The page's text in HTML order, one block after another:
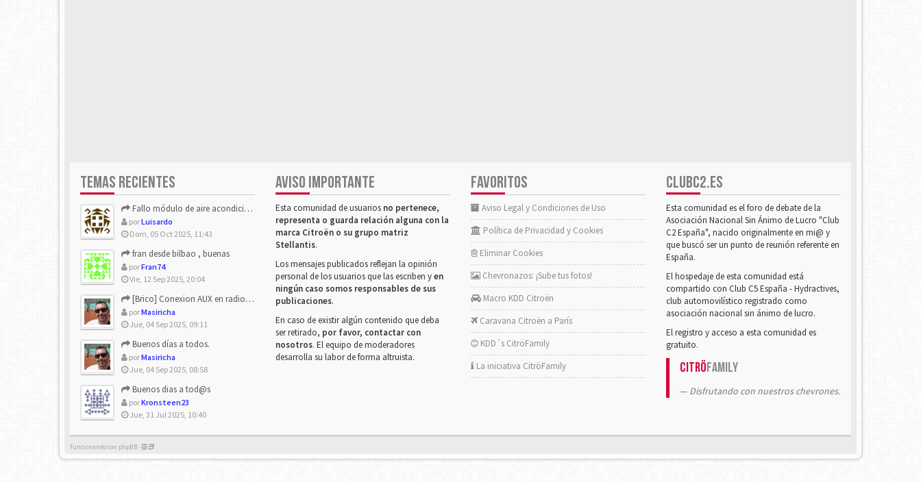
TEMAS RECIENTES
Fallo módulo de aire acondicionado
porLuisardo
Dom, 05 Oct 2025, 11:43
fran desde bilbao , buenas
porFran74
Vie, 12 Sep 2025, 20:04
[Brico] Conexion AUX en radio de origen
porMasiricha
Jue, 04 Sep 2025, 09:11
Buenos días a todos.
porMasiricha
Jue, 04 Sep 2025, 08:58
Buenos dias a tod@s
porKronsteen23
Jue, 31 Jul 2025, 10:40
AVISO IMPORTANTE
Esta comunidad de usuarios no pertenece,
representa o guarda relación alguna con la
marca Citroën o su grupo matriz
Stellantis.
Los mensajes publicados reflejan la opinión
personal de los usuarios que las escriben yen
ningún caso somos responsables de sus
publicaciones.
En caso de existir algún contenido que deba
ser retirado, por favor, contactar con
nosotros. El equipo de moderadores
desarrolla su labor de forma altruista.
FAVORITOS
Aviso Legal y Condiciones de Uso
Política de Privacidad y Cookies
Eliminar Cookies
Chevronazos: ¡Sube tus fotos!
Macro KDD Citroën
Caravana Citroën a París
KDD´s CitröFamily
La iniciativa CitröFamily
CLUBC2.ES
Esta comunidad es el foro de debate de la
Asociación Nacional Sin Ánimo de Lucro "Club
C2 España", nacido originalmente en mi@ y
que buscó ser un punto de reunión referente en
España.
El hospedaje de esta comunidad está
compartido con Club C5 España - Hydractives,
club automovilístico registrado como
asociación nacional sin ánimo de lucro.
El registro y acceso a esta comunidad es
gratuito.
CitröFamily
Disfrutando con nuestros chevrones.
Funcionando con phpBB -